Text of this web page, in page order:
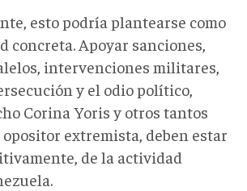
esto podría plantearse como
concreta. Apoyar sanciones,
intervenciones militares,
y el odio político,
Corina Yoris y otros tantos
extremista, deben estar
de la actividad